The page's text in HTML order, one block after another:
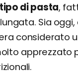
di pasta,
Sia oggi,
considerato
apprezzato